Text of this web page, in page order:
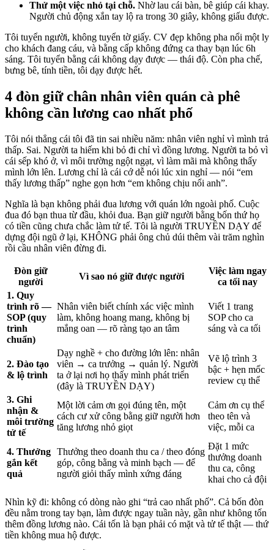
Thử một việc nhỏ tại chỗ. Nhờ lau cái bàn, bê giúp cái khay.
Người chủ động xắn tay lộ ra trong 30 giây, không giấu được.
Tôi tuyển người, không tuyển tờ giấy. CV đẹp không pha nổi một ly
cho khách đang cáu, và bằng cấp không đứng ca thay bạn lúc 6h
sáng. Tôi tuyển bằng cái không dạy được — thái độ. Còn pha chế,
bưng bê, tính tiền, tôi dạy được hết.
4 đòn giữ chân nhân viên quán cà phê
không cần lương cao nhất phố
Tôi nói thẳng cái tôi đã tin sai nhiều năm: nhân viên nghỉ vì mình trả
thấp. Sai. Người ta hiếm khi bỏ đi chỉ vì đồng lương. Người ta bỏ vì
cái sếp khó ở, vì môi trường ngột ngạt, vì làm mãi mà không thấy
mình lớn lên. Lương chỉ là cái cớ dễ nói lúc xin nghỉ — nói “em
thấy lương thấp” nghe gọn hơn “em không chịu nổi anh”.
Nghĩa là bạn không phải đua lương với quán lớn ngoài phố. Cuộc
đua đó bạn thua từ đầu, khỏi đua. Bạn giữ người bằng bốn thứ họ
có tiền cũng chưa chắc làm tử tế. Tôi là người TRUYỀN DẠY để
dựng đội ngũ ở lại, KHÔNG phải ông chủ dúi thêm vài trăm nghìn
rồi cầu nhân viên đừng đi.
Đòn giữ
người
Vì sao nó giữ được người
Việc làm ngay
ca tối nay
1. Quy
trình rõ —
SOP (quy
trình
chuẩn)
Nhân viên biết chính xác việc mình
làm, không hoang mang, không bị
mắng oan — rõ ràng tạo an tâm
Viết 1 trang
SOP cho ca
sáng và ca tối
2. Đào tạo
& lộ trình
Dạy nghề + cho đường lớn lên: nhân
viên → ca trưởng → quản lý. Người
ta ở lại nơi họ thấy mình phát triển
(đây là TRUYỀN DẠY)
Vẽ lộ trình 3
bậc + hẹn mốc
review cụ thể
3. Ghi
nhận &
môi trường
tử tế
Một lời cảm ơn gọi đúng tên, một
cách cư xử công bằng giữ người hơn
tăng lương nhỏ giọt
Cảm ơn cụ thể
theo tên và
việc, mỗi ca
4. Thưởng
gắn kết
quả
Thưởng theo doanh thu ca / theo đóng
góp, công bằng và minh bạch — để
người giỏi thấy mình xứng đáng
Đặt 1 mức
thưởng doanh
thu ca, công
khai cho cả đội
Nhìn kỹ đi: không có dòng nào ghi “trả cao nhất phố”. Cả bốn đòn
đều nằm trong tay bạn, làm được ngay tuần này, gần như không tốn
thêm đồng lương nào. Cái tốn là bạn phải có mặt và tử tế thật — thứ
tiền không mua hộ được.